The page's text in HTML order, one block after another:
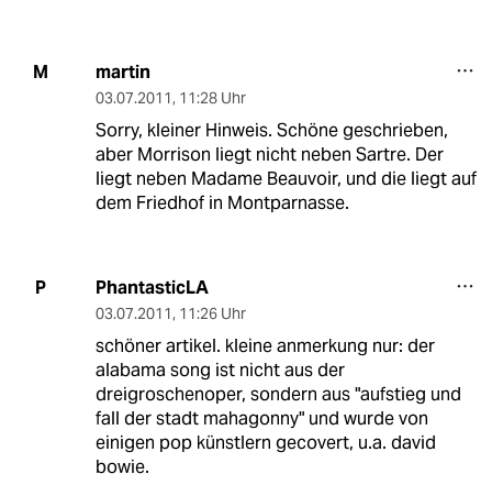
M martin
03.07.2011, 11:28 Uhr
Sorry, kleiner Hinweis. Schöne geschrieben,
aber Morrison liegt nicht neben Sartre. Der
liegt neben Madame Beauvoir, und die liegt auf
dem Friedhof in Montparnasse.
P PhantasticLA
03.07.2011, 11:26 Uhr
schöner artikel. kleine anmerkung nur: der
alabama song ist nicht aus der
dreigroschenoper, sondern aus "aufstieg und
fall der stadt mahagonny" und wurde von
einigen pop künstlern gecovert, u.a. david
bowie.